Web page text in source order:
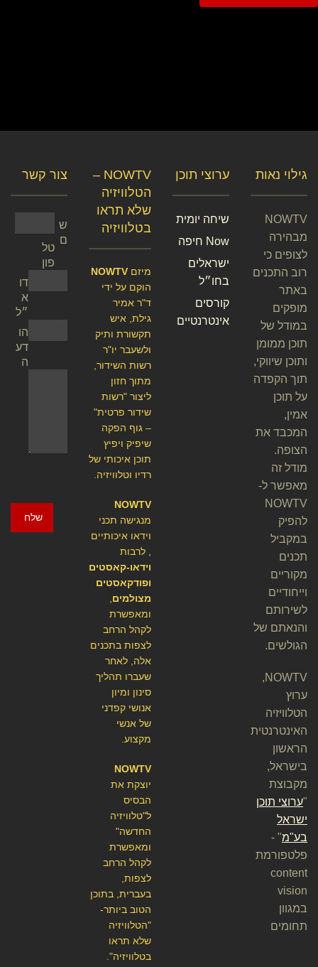
צור קשר
טל
פון
״ל
דע
שלח
NOWTV –
הטלוויזיה
שלא תראו
בטלוויזיה
מיזםNOWTV
הוקם על ידי
ד"ר אמיר
גילת, איש
תקשורת ותיק
ולשעבר יו"ר
רשות השידור,
מתוך חזון
ליצור "רשות
שידור פרטית"
– גוף הפקה
שיפיק ויפיץ
תוכן איכותי של
רדיו וטלוויזיה.
NOWTV
מנגישה תכני
וידאו איכותיים
, לרבות
וידאו-קאסטים
ופודקאסטים
מצולמים,
ומאפשרת
לקהל הרחב
לצפות בתכנים
אלה, לאחר
שעברו תהליך
סינון ומיון
אנושי קפדני
של אנשי
מקצוע.
NOWTV
יוצקת את
הבסיס
ל"טלוויזיה
החדשה"
ומאפשרת
לקהל הרחב
לצפות,
בעברית, בתוכן
הטוב ביותר-
"הטלוויזיה
שלא תראו
בטלוויזיה".
ערוצי תוכן
שיחה יומית
Now חיפה
ישראלים
בחו״ל
קורסים
אינטרנטיים
גילוי נאות
NOWTV
מבהירה
לצופים כי
רוב התכנים
באתר
מופקים
במודל של
תוכן ממומן
ותוכן שיווקי,
תוך הקפדה
על תוכן
אמין,
המכבד את
הצופה.
מודל זה
מאפשר ל-
NOWTV
להפיק
במקביל
תכנים
מקוריים
וייחודיים
לשירותם
והנאתם של
הגולשים.
NOWTV,
ערוץ
הטלוויזיה
האינטרנטית
הראשון
בישראל,
מקבוצת
ערוצי תוכן
ישראל
בע"מ" -
פלטפורמת
content
vision
במגוון
תחומים